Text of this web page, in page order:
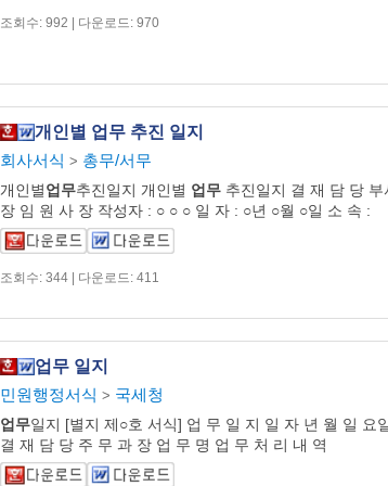
조회수: 992 | 다운로드: 970
개인별 업무 추진 일지
회사서식 > 총무/서무
개인별업무추진일지 개인별 업무 추진일지 결 재 담 당 부
장 임 원 사 장 작성자 : ○ ○ ○ 일 자 : ○년 ○월 ○일 소 속 :
조회수: 344 | 다운로드: 411
업무 일지
민원행정서식 > 국세청
업무일지 [별지 제○호 서식] 업 무 일 지 일 자 년 월 일 요
결 재 담 당 주 무 과 장 업 무 명 업 무 처 리 내 역